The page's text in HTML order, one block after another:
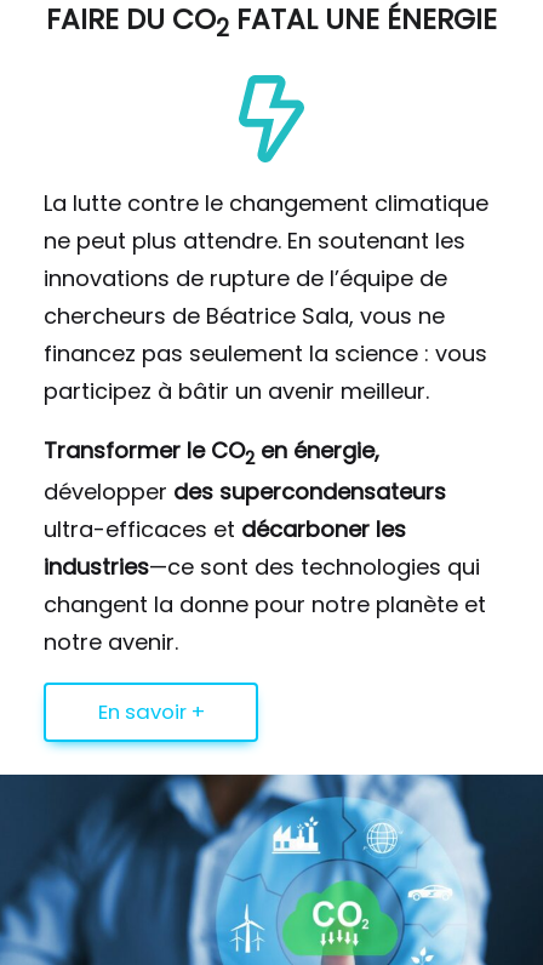
FAIRE DU CO2 FATAL UNE ÉNERGIE
La lutte contre le changement climatique
ne peut plus attendre. En soutenant les
innovations de rupture de l’équipe de
chercheurs de Béatrice Sala, vous ne
financez pas seulement la science : vous
participez à bâtir un avenir meilleur.
Transformer le CO2 en énergie,
développer des supercondensateurs
ultra-efficaces et décarboner les
industries—ce sont des technologies qui
changent la donne pour notre planète et
notre avenir.
En savoir +